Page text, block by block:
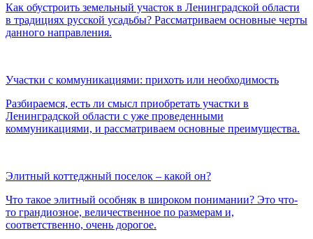
Как обустроить земельный участок в Ленинградской области
в традициях русской усадьбы? Рассматриваем основные черты
данного направления.
Участки с коммуникациями: прихоть или необходимость
Разбираемся, есть ли смысл приобретать участки в
Ленинградской области с уже проведенными
коммуникациями, и рассматриваем основные преимущества.
Элитный коттеджный поселок – какой он?
Что такое элитный особняк в широком понимании? Это что-
то грандиозное, величественное по размерам и,
соответственно, очень дорогое.